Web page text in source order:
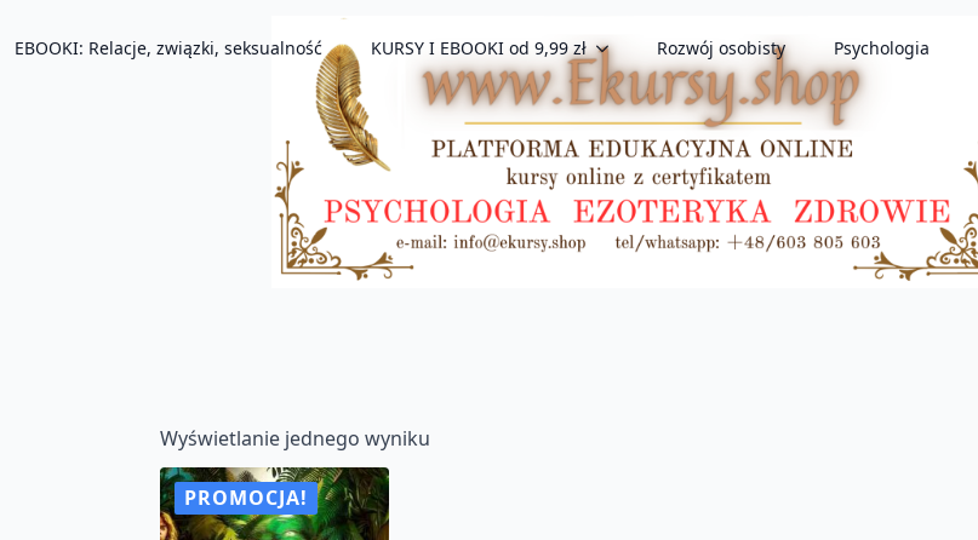
EBOOKI: Relacje, związki, seksualność KURSY I EBOOKI od 9,99 zł Rozwój osobisty Psychologia
Wyświetlanie jednego wyniku
PROMOCJA!